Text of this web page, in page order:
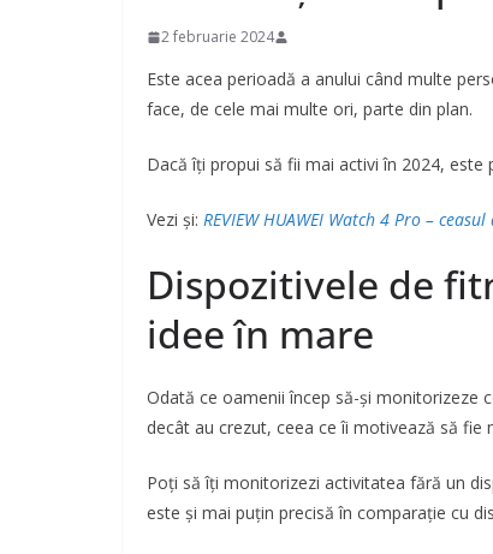
2 februarie 2024
Este acea perioadă a anului când multe
face, de cele mai multe ori, parte din plan.
Dacă îți propui să fii mai activi în 2024,
Vezi și: REVIEW HUAWEI Watch 4 Pro –
Dispozitivele de
idee în mare
Odată ce oamenii încep să-și monitorizeze
decât au crezut, ceea ce îi motivează să fie
Poți să îți monitorizezi activitatea fără un
este și mai puțin precisă în comparație cu